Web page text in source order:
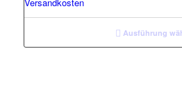
Ausführung